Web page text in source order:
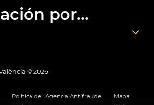
por...
© 2026
Política de Agencia Antifraude
Mapa